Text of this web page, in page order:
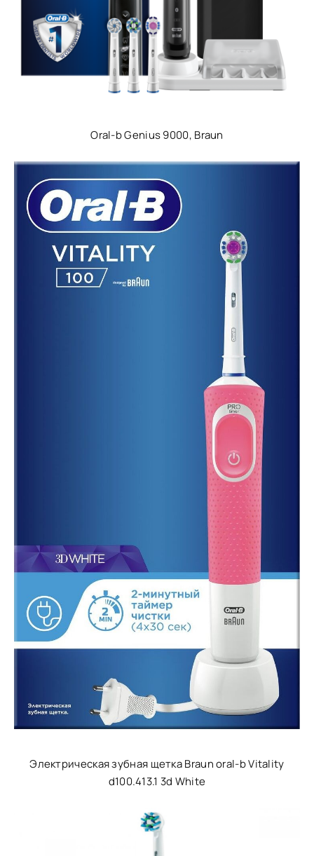
Oral-b Genius 9000, Braun
Электрическая зубная щетка Braun oral-b Vitality
d100.413.1 3d White